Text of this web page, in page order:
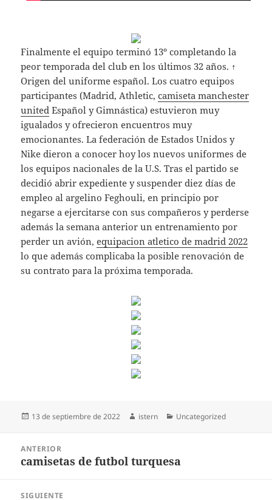
Finalmente el equipo terminó 13º completando la
peor temporada del club en los últimos 32 años. ↑
Origen del uniforme español. Los cuatro equipos
participantes (Madrid, Athletic,camiseta manchester
united Español y Gimnástica) estuvieron muy
igualados y ofrecieron encuentros muy
emocionantes. La federación de Estados Unidos y
Nike dieron a conocer hoy los nuevos uniformes de
los equipos nacionales de la U.S. Tras el partido se
decidió abrir expediente y suspender diez días de
empleo al argelino Feghouli, en principio por
negarse a ejercitarse con sus compañeros y perderse
además la semana anterior un entrenamiento por
perder un avión,equipacion atletico de madrid 2022
lo que además complicaba la posible renovación de
su contrato para la próxima temporada.
Publicado
13 de septiembre de 2022 Autor
istern Categorías
Uncategorized
entradas
ANTERIOR
Entrada
camisetas de futbol turquesa
SIGUIENTE